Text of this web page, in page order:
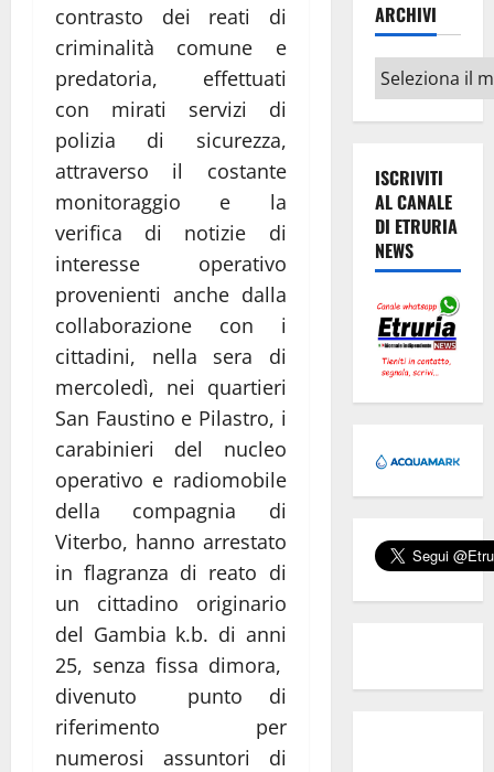
contrasto dei reati di
criminalità comune e
predatoria, effettuati
con mirati servizi di
polizia di sicurezza,
attraverso il costante
monitoraggio e la
verifica di notizie di
interesse operativo
provenienti anche dalla
collaborazione con i
cittadini, nella sera di
mercoledì, nei quartieri
San Faustino e Pilastro, i
carabinieri del nucleo
operativo e radiomobile
della compagnia di
Viterbo, hanno arrestato
in flagranza di reato di
un cittadino originario
del Gambia k.b. di anni
25, senza fissa dimora,
divenuto punto di
riferimento per
numerosi assuntori di
ARCHIVI
Archivi
ISCRIVITI
AL CANALE
DI ETRURIA
NEWS